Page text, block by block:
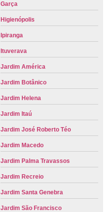
Garça
Higienópolis
Ipiranga
Ituverava
Jardim América
Jardim Botânico
Jardim Helena
Jardim Itaú
Jardim José Roberto Téo
Jardim Macedo
Jardim Palma Travassos
Jardim Recreio
Jardim Santa Genebra
Jardim São Francisco